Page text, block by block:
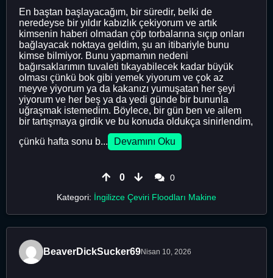
En baştan başlayacağım, bir süredir, belki de
neredeyse bir yıldır kabızlık çekiyorum ve artık
kimsenin haberi olmadan çöp torbalarına sıçıp onları
bağlayacak noktaya geldim, şu an itibariyle bunu
kimse bilmiyor. Bunu yapmamın nedeni
bağırsaklarımın tuvaleti tıkayabilecek kadar büyük
olması çünkü bok gibi yemek yiyorum ve çok az
meyve yiyorum ya da kakanızı yumuşatan her şeyi
yiyorum ve her beş ya da yedi günde bir bununla
uğraşmak istemedim. Böylece, bir gün ben ve ailem
bir tartışmaya girdik ve bu konuda oldukça sinirlendim,
çünkü hafta sonu b...
Devamını Oku
0
0
Kategori: İngilizce Çeviri Floodları Makine
BeaverDickSucker69Nisan 10, 2026